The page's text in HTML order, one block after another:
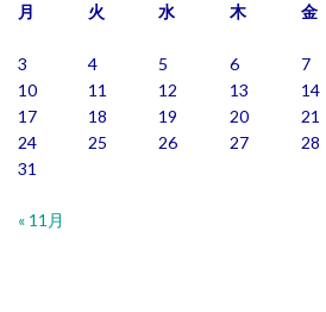
月
火 水 木 金
3
4 5 6 7
10
11 12 13 14
17
18 19 20 21
24
25 26 27 28
31
« 11月